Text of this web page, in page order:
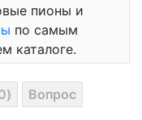
пионы и
по самым
каталоге.
Вопрос